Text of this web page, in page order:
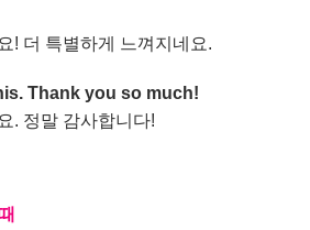
! 더 특별하게 느껴지네요.
Thank you so much!
. 정말 감사합니다!